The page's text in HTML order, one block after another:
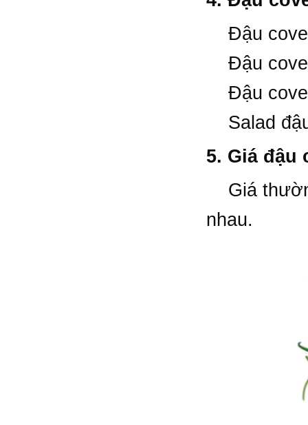
Đậu cove
Đậu cove
Đậu cove
Salad
5. Giá đậu
Giá
nhau.